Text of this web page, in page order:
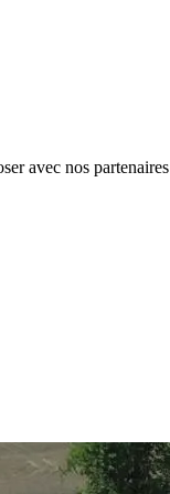
avec nos